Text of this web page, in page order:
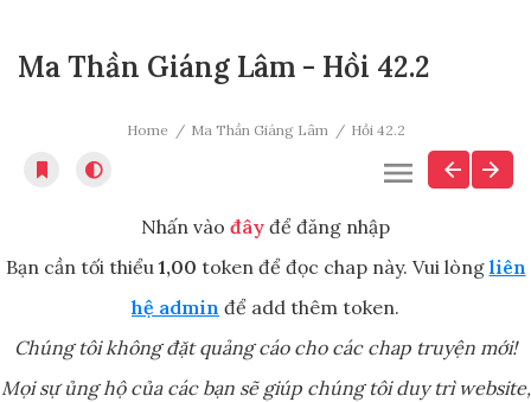
Ma Thần Giáng Lâm - Hồi 42.2
Home Ma Thần Giáng Lâm Hồi 42.2
Nhấn vào đây để đăng nhập
Bạn cần tối thiểu 1,00 token để đọc chap này. Vui lòng liên
hệ admin để add thêm token.
Chúng tôi không đặt quảng cáo cho các chap truyện mới!
Mọi sự ủng hộ của các bạn sẽ giúp chúng tôi duy trì website,